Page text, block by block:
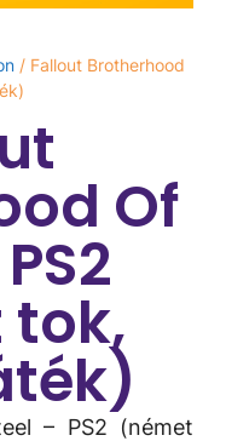
/ Fallout Brotherhood
Of
– PS2 (német